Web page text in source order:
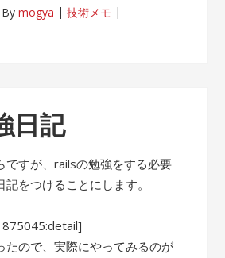
Bymogya
技術メモ
日記
ですが、railsの勉強をする必要
をつけることにします。
たので、実際にやってみるのが